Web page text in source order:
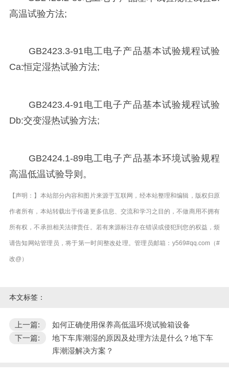
高温试验方法;
GB2423.3-91电工电子产品基本试验规程试验
Ca:恒定湿热试验方法;
GB2423.4-91电工电子产品基本试验规程试验
Db:交变湿热试验方法;
GB2424.1-89电工电子产品基本环境试验规程
高温低温试验导则。
【声明：】本站部分内容和图片来源于互联网，经本站整理和编辑，版权归原
作者所有，本站转载出于传递更多信息、交流和学习之目的，不做商用不拥有
所有权，不承担相关法律责任。若有来源标注存在错误或侵犯到您的权益，烦
请告知网站管理员，将于第一时间整改处理。管理员邮箱：y569#qq.com（#
改@）
本文标签：
上一篇:
如何正确使用保养高低温环境试验箱设备
下一篇:
地下车库潮湿的原因及处理方法是什么？地下车
库潮湿解决方案？